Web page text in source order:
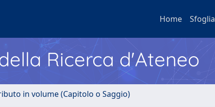
Home Sfoglia
Ricerca d'Ateneo
in volume (Capitolo o Saggio)